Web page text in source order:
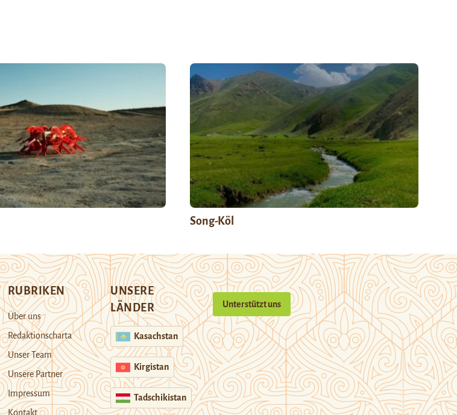
Song-Köl
RUBRIKEN
Über uns
Redaktionscharta
Unser Team
Unsere Partner
Impressum
Kontakt
UNSERE
LÄNDER
Kasachstan
Kirgistan
Tadschikistan
Unterstützt uns